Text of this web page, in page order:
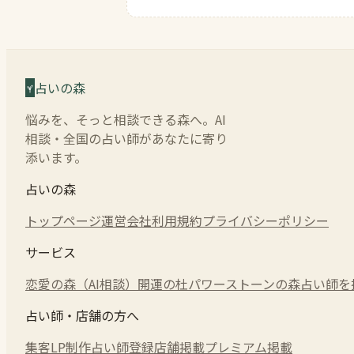
占いの森
悩みを、そっと相談できる森へ。AI
相談・全国の占い師があなたに寄り
添います。
占いの森
トップページ運営会社利用規約プライバシーポリシー
サービス
恋愛の森（AI相談） 開運の杜パワーストーンの森占い師
占い師・店舗の方へ
集客LP制作占い師登録店舗掲載プレミアム掲載